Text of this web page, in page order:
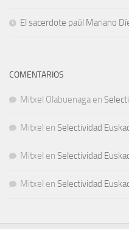
El sacerdote paúl Mariano
COMENTARIOS
Mitxel Olabuenaga en
Mitxel en Selectividad
Mitxel en Selectividad
Mitxel en Selectividad